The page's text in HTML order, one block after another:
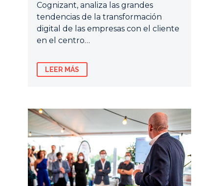
Cognizant, analiza las grandes
tendencias de la transformación
digital de las empresas con el cliente
en el centro…
LEER MÁS